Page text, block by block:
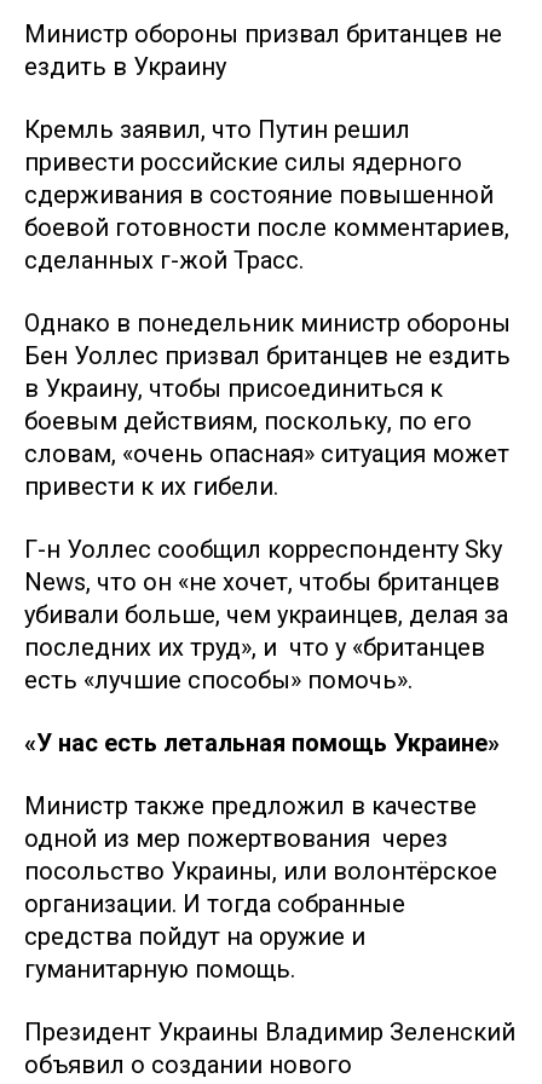
Министр обороны призвал британцев не
ездить в Украину
Кремль заявил, что Путин решил
привести российские силы ядерного
сдерживания в состояние повышенной
боевой готовности после комментариев,
сделанных г-жой Трасс.
Однако в понедельник министр обороны
Бен Уоллес призвал британцев не ездить
в Украину, чтобы присоединиться к
боевым действиям, поскольку, по его
словам, «очень опасная» ситуация может
привести к их гибели.
Г-н Уоллес сообщил корреспонденту Sky
News, что он «не хочет, чтобы британцев
убивали больше, чем украинцев, делая за
последних их труд», и что у «британцев
есть «лучшие способы» помочь».
«У нас есть летальная помощь Украине»
Министр также предложил в качестве
одной из мер пожертвования через
посольство Украины, или волонтёрское
организации. И тогда собранные
средства пойдут на оружие и
гуманитарную помощь.
Президент Украины Владимир Зеленский
объявил о создании нового